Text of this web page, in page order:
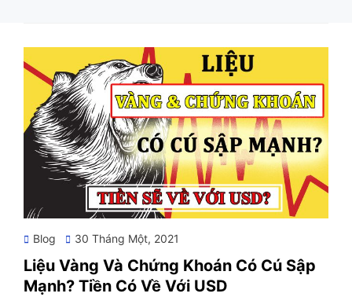
Blog
Posted
30 Tháng Một, 2021
Liệu Vàng Và Chứng Khoán Có Cú Sập
Mạnh? Tiền Có Về Với USD